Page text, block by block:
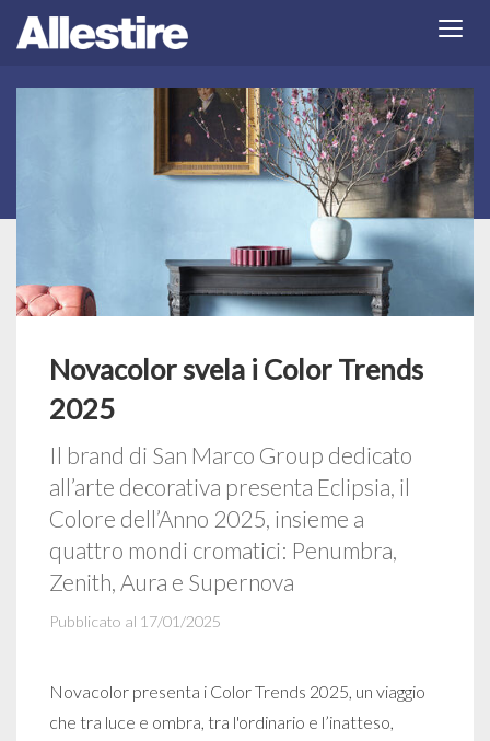
Novacolor svela i Color Trends
2025
Il brand di San Marco Group dedicato
all’arte decorativa presenta Eclipsia, il
Colore dell’Anno 2025, insieme a
quattro mondi cromatici: Penumbra,
Zenith, Aura e Supernova
Pubblicato al 17/01/2025
Novacolor presenta i Color Trends 2025, un viaggio
che tra luce e ombra, tra l'ordinario e l’inatteso,